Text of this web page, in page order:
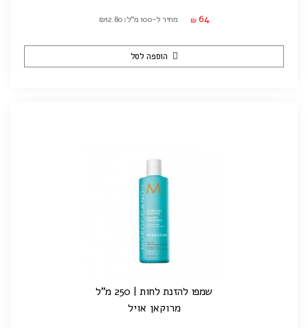
₪ 64 מחיר ל-100 מ"ל: ₪12.80
הוספה לסל
שמפו להזנת לחות | 250 מ"ל
מרוקאן אויל